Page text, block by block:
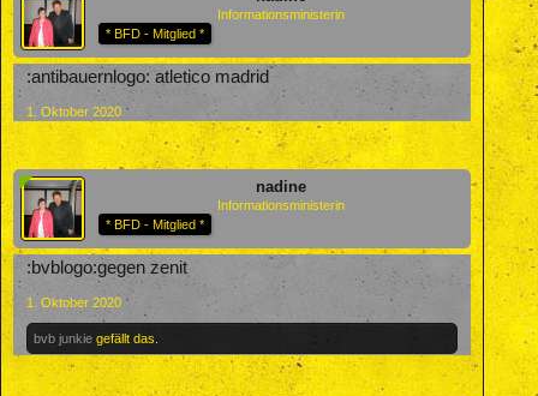
Informationsministerin
* BFD - Mitglied *
:antibauernlogo: atletico madrid
1. Oktober 2020
nadine
Informationsministerin
* BFD - Mitglied *
:bvblogo:gegen zenit
1. Oktober 2020
bvb junkie gefällt das.